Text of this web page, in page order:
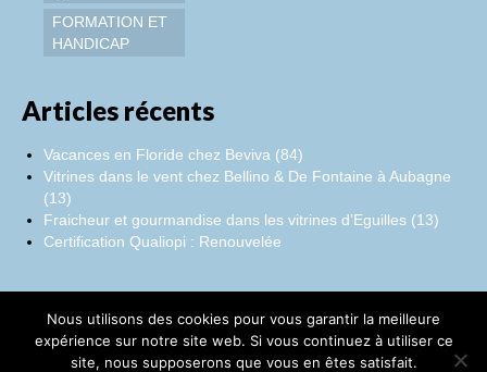
FORMATION ET
HANDICAP
Articles récents
Vacances en Floride chez Beviva (84)
Vitrines dans le vent chez Bellino & De Fontaine à Aubagne
(13)
Fraicheur et gourmandise dans les vitrines d’Eguilles (13)
Certification Qualiopi : Renouvelée
Facebook
Instagram
LinkedIn
Nous utilisons des cookies pour vous garantir la meilleure
expérience sur notre site web. Si vous continuez à utiliser ce
site, nous supposerons que vous en êtes satisfait.